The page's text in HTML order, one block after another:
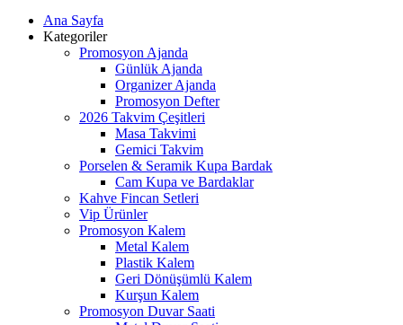
Ana Sayfa
Kategoriler
Promosyon Ajanda
Günlük Ajanda
Organizer Ajanda
Promosyon Defter
2026 Takvim Çeşitleri
Masa Takvimi
Gemici Takvim
Porselen & Seramik Kupa Bardak
Cam Kupa ve Bardaklar
Kahve Fincan Setleri
Vip Ürünler
Promosyon Kalem
Metal Kalem
Plastik Kalem
Geri Dönüşümlü Kalem
Kurşun Kalem
Promosyon Duvar Saati